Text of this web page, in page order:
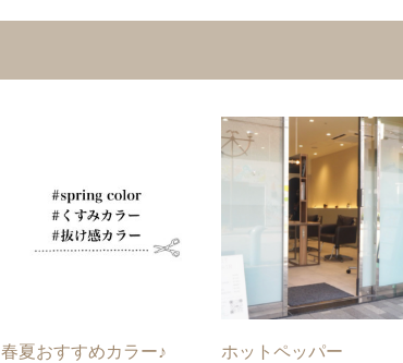
春夏おすすめカラー♪ ホットペッパー